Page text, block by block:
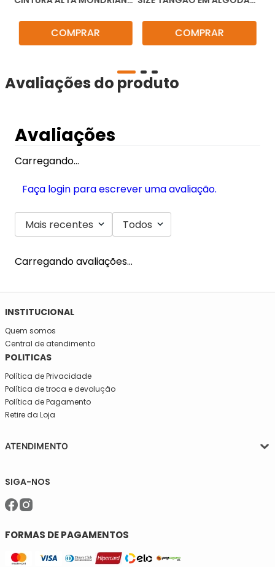
COMPRAR COMPRAR
Avaliações do produto
Avaliações
Carregando…
Faça login para escrever uma avaliação.
Mais recentes Todos
Carregando avaliações…
INSTITUCIONAL
Quem somos
Central de atendimento
POLITICAS
Política de Privacidade
Política de troca e devolução
Política de Pagamento
Retire da Loja
ATENDIMENTO
Sexta, das 08:30 às 16h30.
Telefone: (11)5627-7800
WhatsApp: (11)94238-1925
sac@meiassaojose.com.br
SIGA-NOS
FORMAS DE PAGAMENTOS